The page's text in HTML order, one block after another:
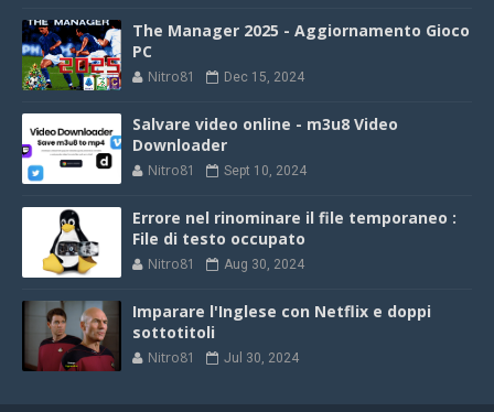
The Manager 2025 - Aggiornamento Gioco
PC
Nitro81 Dec 15, 2024
Salvare video online - m3u8 Video
Downloader
Nitro81 Sept 10, 2024
Errore nel rinominare il file temporaneo :
File di testo occupato
Nitro81 Aug 30, 2024
Imparare l'Inglese con Netflix e doppi
sottotitoli
Nitro81 Jul 30, 2024